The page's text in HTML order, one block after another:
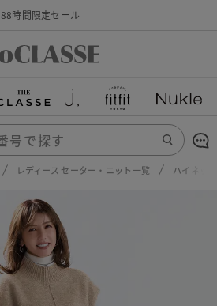
88時間限定セール
レディース セーター・ニット一覧 ハイネッ